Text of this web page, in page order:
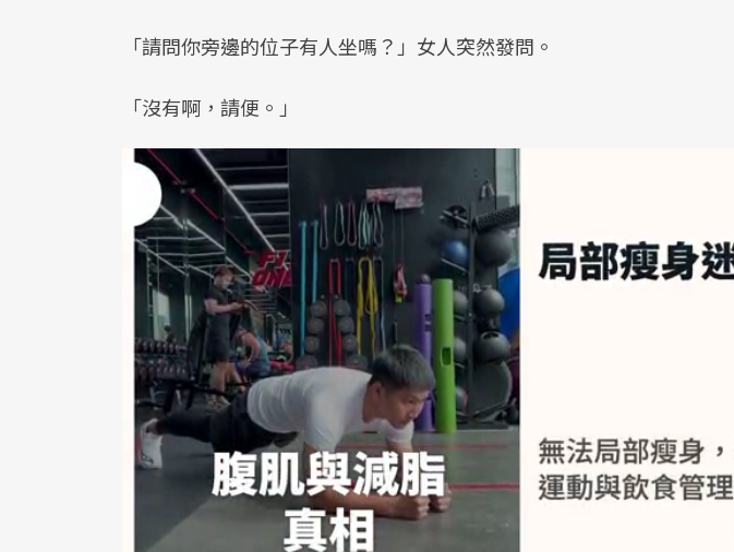
「請問你旁邊的位子有人坐嗎？」女人突然發問。
「沒有啊，請便。」
狀況、啟動健